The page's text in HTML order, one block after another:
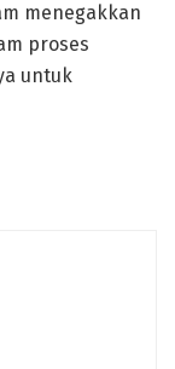
menegakkan
proses
untuk